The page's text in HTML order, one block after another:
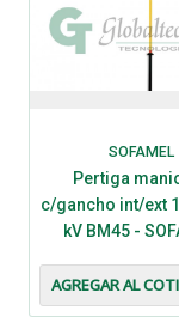
SOFAMEL
Pertiga
c/gancho int/ext
kV BM45 -
AGREGAR AL